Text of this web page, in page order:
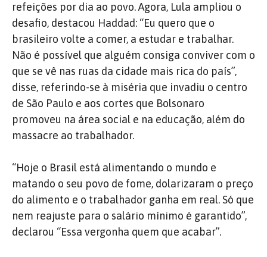
refeições por dia ao povo. Agora, Lula ampliou o
desafio, destacou Haddad: “Eu quero que o
brasileiro volte a comer, a estudar e trabalhar.
Não é possível que alguém consiga conviver com o
que se vê nas ruas da cidade mais rica do país”,
disse, referindo-se à miséria que invadiu o centro
de São Paulo e aos cortes que Bolsonaro
promoveu na área social e na educação, além do
massacre ao trabalhador.
“Hoje o Brasil está alimentando o mundo e
matando o seu povo de fome, dolarizaram o preço
do alimento e o trabalhador ganha em real. Só que
nem reajuste para o salário mínimo é garantido”,
declarou “Essa vergonha quem que acabar”.